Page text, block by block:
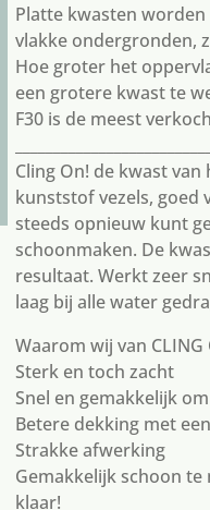
Platte kwasten
vlakke ondergronden,
Hoe groter het
een grotere kwast te
F30 is de meest
Cling On! de kwast
kunststof vezels, goed
steeds opnieuw kunt
schoonmaken. De
resultaat. Werkt zeer
laag bij alle water
Waarom wij van
Sterk en toch zacht
Snel en gemakkelijk
Betere dekking met
Strakke afwerking
Gemakkelijk schoon te
klaar!